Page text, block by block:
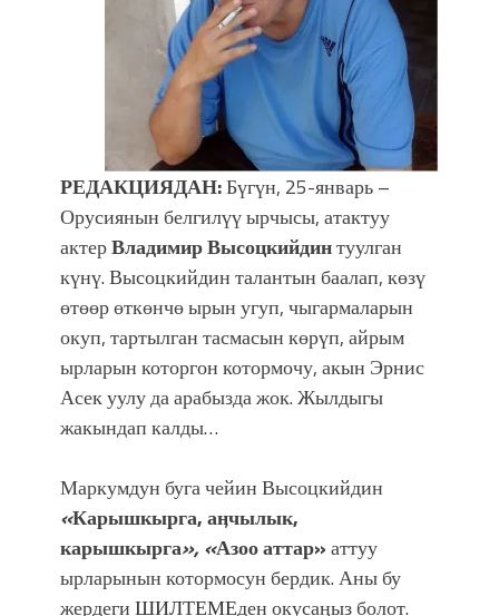
ЖУСУП АБДРАХМАНОВ
РЕДАКЦИЯДАН:Бүгүн, 25-январь –
Орусиянын белгилүү ырчысы, атактуу
актерВладимир Высоцкийдинтуулган
күнү. Высоцкийдин талантын баалап, көзү
өтөөр өткөнчө ырын угуп, чыгармаларын
окуп, тартылган тасмасын көрүп, айрым
ырларын которгон котормочу, акын Эрнис
Асек уулу да арабызда жок. Жылдыгы
жакындап калды…
Маркумдун буга чейин Высоцкийдин
«Карышкырга, аӊчылык,
карышкырга», «Азоо аттар»аттуу
ырларынын котормосун бердик. Аны бу
жердегиШИЛТЕМЕден окусаӊыз болот.